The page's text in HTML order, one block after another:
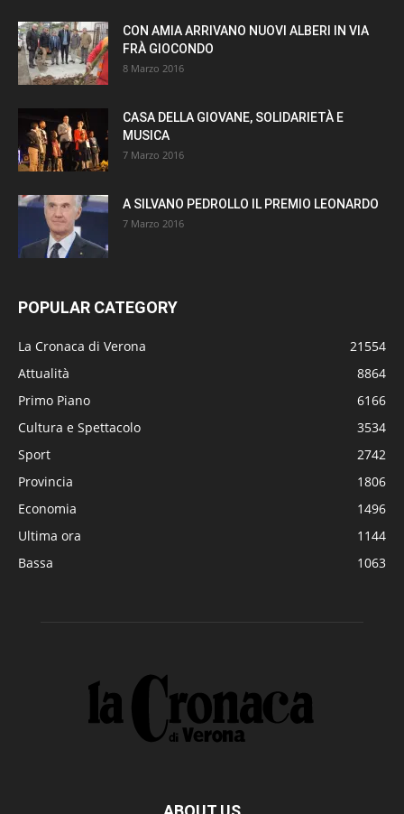
CON AMIA ARRIVANO NUOVI ALBERI IN VIA
FRÀ GIOCONDO
8 Marzo 2016
CASA DELLA GIOVANE, SOLIDARIETÀ E
MUSICA
7 Marzo 2016
A SILVANO PEDROLLO IL PREMIO LEONARDO
7 Marzo 2016
POPULAR CATEGORY
La Cronaca di Verona
21554
Attualità
8864
Primo Piano
6166
Cultura e Spettacolo
3534
Sport
2742
Provincia
1806
Economia
1496
Ultima ora
1144
Bassa
1063